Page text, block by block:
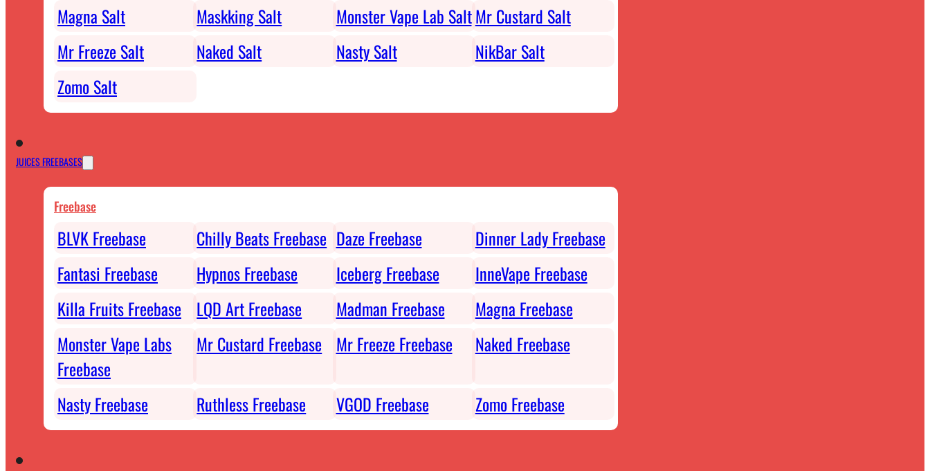
Magna Salt
Maskking Salt Monster Vape Lab SaltMr Custard Salt
Mr Freeze Salt
Naked Salt Nasty Salt
NikBar Salt
Zomo Salt
JUICES FREEBASES
Freebase
BLVK Freebase Chilly Beats Freebase Daze Freebase
Dinner Lady Freebase
Fantasi Freebase
Hypnos Freebase Iceberg Freebase
InneVape Freebase
Killa Fruits Freebase
LQD Art Freebase Madman Freebase
Magna Freebase
Monster Vape Labs
Freebase
Mr Custard Freebase Mr Freeze Freebase Naked Freebase
Nasty Freebase Ruthless Freebase VGOD Freebase Zomo Freebase